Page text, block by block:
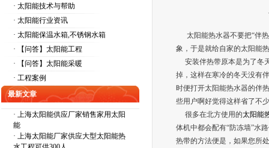
· 太阳能技术与帮助
· 太阳能行业资讯
· 太阳能保温水箱,不锈钢水箱
· 【问答】太阳能工程
· 【问答】太阳能采暖
· 工程案例
最新文章
· 上海太阳能供应厂家销售家用太阳
能
· 上海太阳能厂家供应大型太阳能热
太阳能热水器不要把“伴热
象，于是就给自家的太阳能
安装伴热带原本是为了冬
掉，这样在寒冷的冬天没有
时便打开太阳能热水器的伴
些用户啊好觉得这样省了不
很多在北方使用的太阳能
体机中都会配有“防冻墙”水
热带的方法便是，如果您所